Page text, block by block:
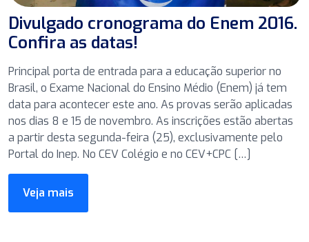
Divulgado cronograma do Enem 2016.
Confira as datas!
Principal porta de entrada para a educação superior no
Brasil, o Exame Nacional do Ensino Médio (Enem) já tem
data para acontecer este ano. As provas serão aplicadas
nos dias 8 e 15 de novembro. As inscrições estão abertas
a partir desta segunda-feira (25), exclusivamente pelo
Portal do Inep. No CEV Colégio e no CEV+CPC […]
Veja mais